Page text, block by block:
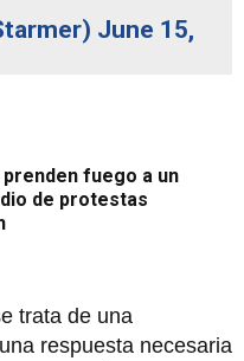
June 15,
fuego a un
de protestas
trata de una
respuesta necesaria